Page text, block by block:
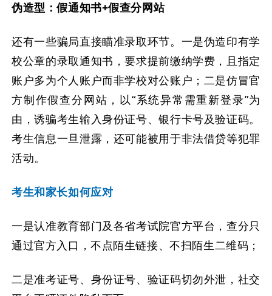
伪造型：假通知书+假查分网站
还有一些骗局直接瞄准录取环节。一是伪造印有学
校公章的录取通知书，要求提前缴纳学费，且指定
账户多为个人账户而非学校对公账户；二是仿冒官
方制作假查分网站，以“系统异常需重新登录”为
由，诱骗考生输入身份证号、银行卡号及验证码。
考生信息一旦泄露，还可能被用于非法借贷等犯罪
活动。
考生和家长如何应对
一是认准教育部门及各省考试院官方平台，查分只
通过官方入口，不点陌生链接、不扫陌生二维码；
二是准考证号、身份证号、验证码切勿外泄，社交